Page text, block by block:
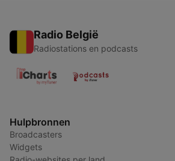
Radio België
Radiostations en podcasts
Hulpbronnen
Broadcasters
Widgets